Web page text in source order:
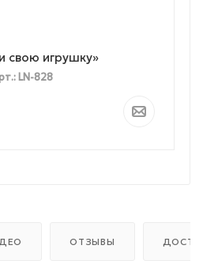
свою игрушку»
LN-828
ОТЗЫВЫ